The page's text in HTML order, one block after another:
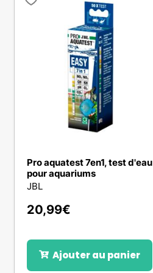
Pro aquatest 7en1, test d'eau
pour aquariums
JBL
20,99€
Ajouter au panier